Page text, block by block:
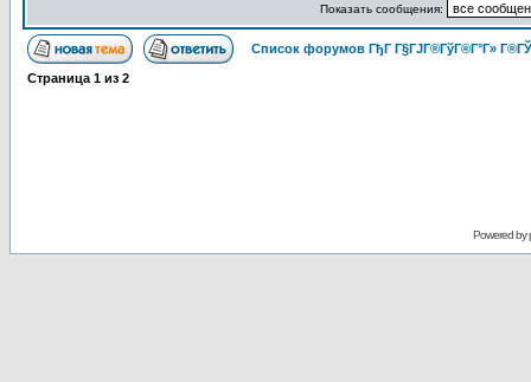
Показать сообщения:
Список форумов ГђГ Г§ГЈГ®ГўГ®Г°Г»
Страница 1 из 2
Powered by